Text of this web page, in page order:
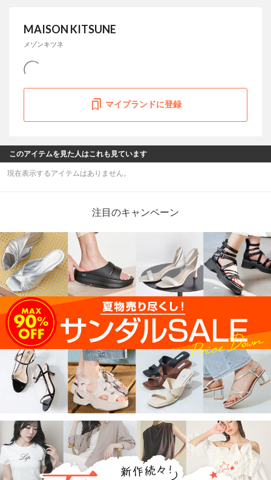
MAISON KITSUNE
メゾンキツネ
マイブランドに登録
このアイテムを見た人はこれも見ています
現在表示するアイテムはありません。
注目のキャンペーン